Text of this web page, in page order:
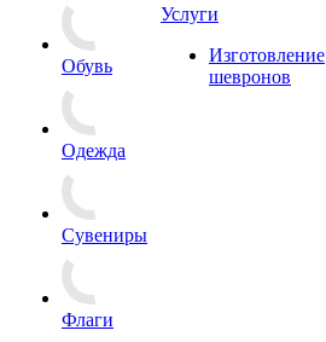
Обувь
Одежда
Сувениры
Флаги
Услуги
Изготовление
шевронов